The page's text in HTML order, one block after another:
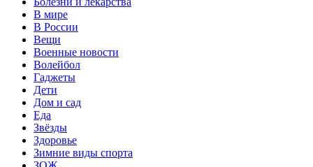
В мире
В России
Вещи
Военные новости
Волейбол
Гаджеты
Дети
Дом и сад
Еда
Звёзды
Здоровье
Зимние виды спорта